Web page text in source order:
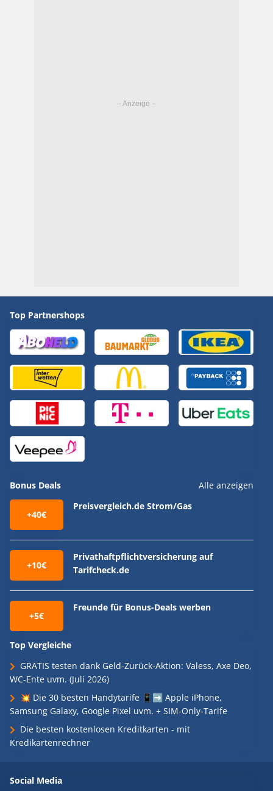
Top Partnershops
Bonus Deals Alle anzeigen
+40€
Preisvergleich.de Strom/Gas
+10€
Privathaftpflichtversicherung auf
Tarifcheck.de
+5€
Freunde für Bonus-Deals werben
Top Vergleiche
GRATIS testen dank Geld-Zurück-Aktion: Valess, Axe Deo,
WC-Ente uvm. (Juli 2026)
💥 Die 30 besten Handytarife 📱➡️ Apple iPhone,
Samsung Galaxy, Google Pixel uvm. + SIM-Only-Tarife
Die besten kostenlosen Kreditkarten - mit
Kredikartenrechner
Social Media